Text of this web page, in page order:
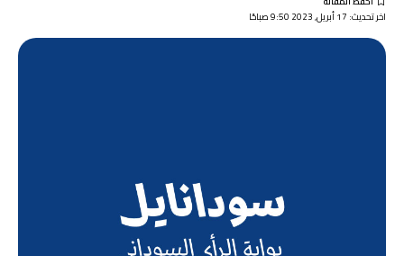
اخر تحديث: 17 أبريل, 2023 9:50 صباحًا